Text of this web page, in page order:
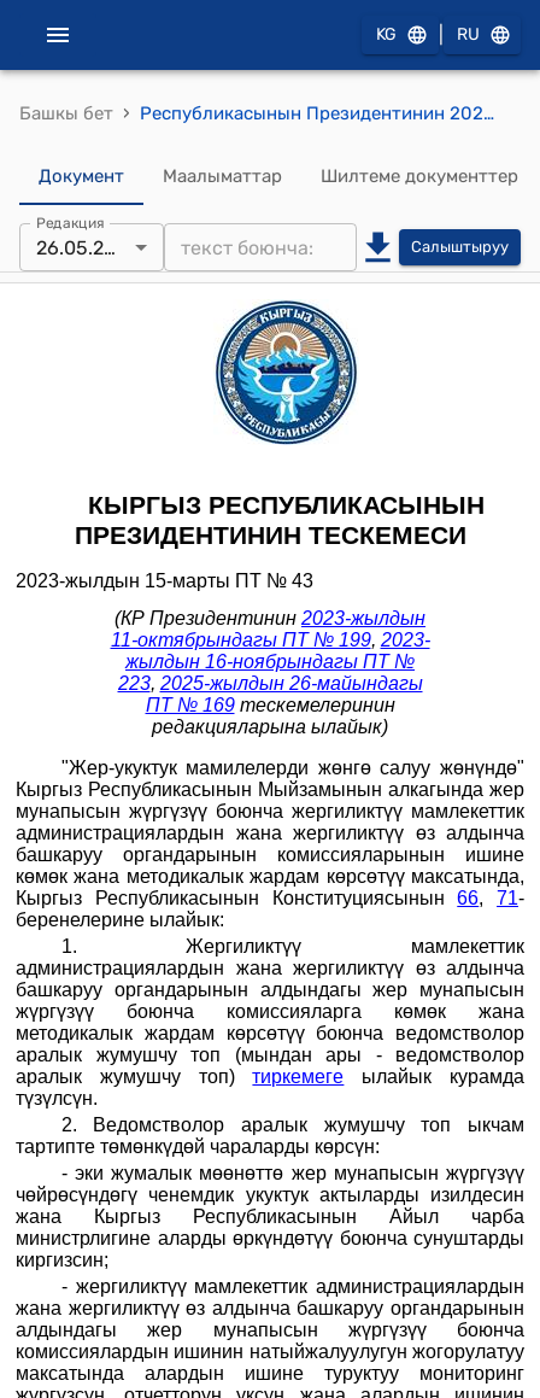
KG RU
Башкы бет › Республикасынын Президентинин 2023-жылдын 15-мартындагы ПТ № 43 (Жергиликтүү мамлекеттик администрациялардын жана жергиликтүү өз алдынча башкаруу органдарынын алдындагы жер мунапысын жүргүзүү боюнча комиссияларга көмөк жана методикалык жардам көрсөтүү боюнча ведомстволор аралык жумушчу топтун курамын түзүү тууралуу) тескемеси
Документ Маалыматтар Шилтеме документтер
Редакция
26.05.2025 Салыштыруу